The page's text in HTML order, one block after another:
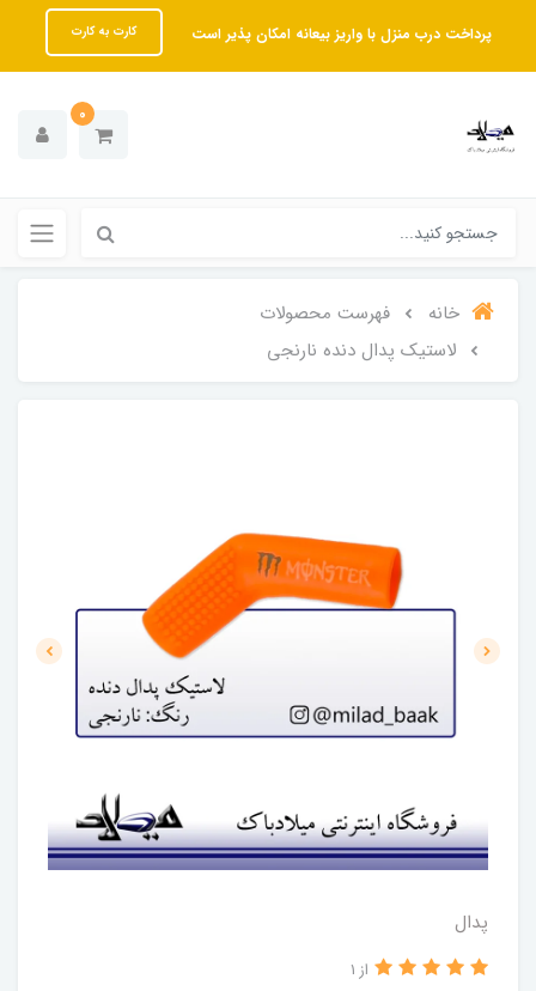
پرداخت درب منزل با واریز بیعانه امکان پذیر است کارت به کارت
0
خانه
فهرست محصولات
لاستیک پدال دنده نارنجی
پدال
از 1